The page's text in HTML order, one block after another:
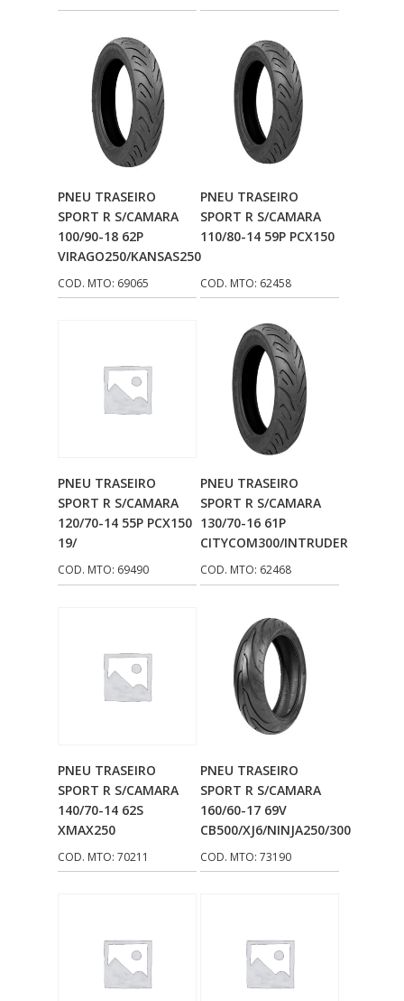
Adicionar Ao
Carrinho
PNEU TRASEIRO
SPORT R S/CAMARA
100/90-18 62P
VIRAGO250/KANSAS250
COD. MTO: 69065
Adicionar Ao
Carrinho
PNEU TRASEIRO
SPORT R S/CAMARA
110/80-14 59P PCX150
COD. MTO: 62458
Adicionar Ao
Carrinho
PNEU TRASEIRO
SPORT R S/CAMARA
120/70-14 55P PCX150
19/
COD. MTO: 69490
Adicionar Ao
Carrinho
PNEU TRASEIRO
SPORT R S/CAMARA
130/70-16 61P
CITYCOM300/INTRUDER
COD. MTO: 62468
Adicionar Ao
Carrinho
PNEU TRASEIRO
SPORT R S/CAMARA
140/70-14 62S
XMAX250
COD. MTO: 70211
Adicionar Ao
Carrinho
PNEU TRASEIRO
SPORT R S/CAMARA
160/60-17 69V
CB500/XJ6/NINJA250/300
COD. MTO: 73190